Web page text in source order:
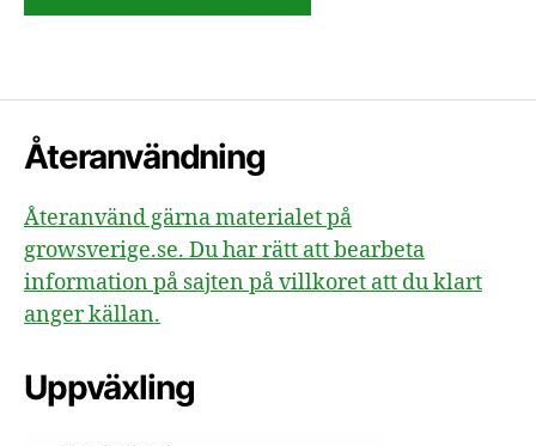
Återanvändning
Återanvänd gärna materialet på
growsverige.se. Du har rätt att bearbeta
information på sajten på villkoret att du klart
anger källan.
Uppväxling